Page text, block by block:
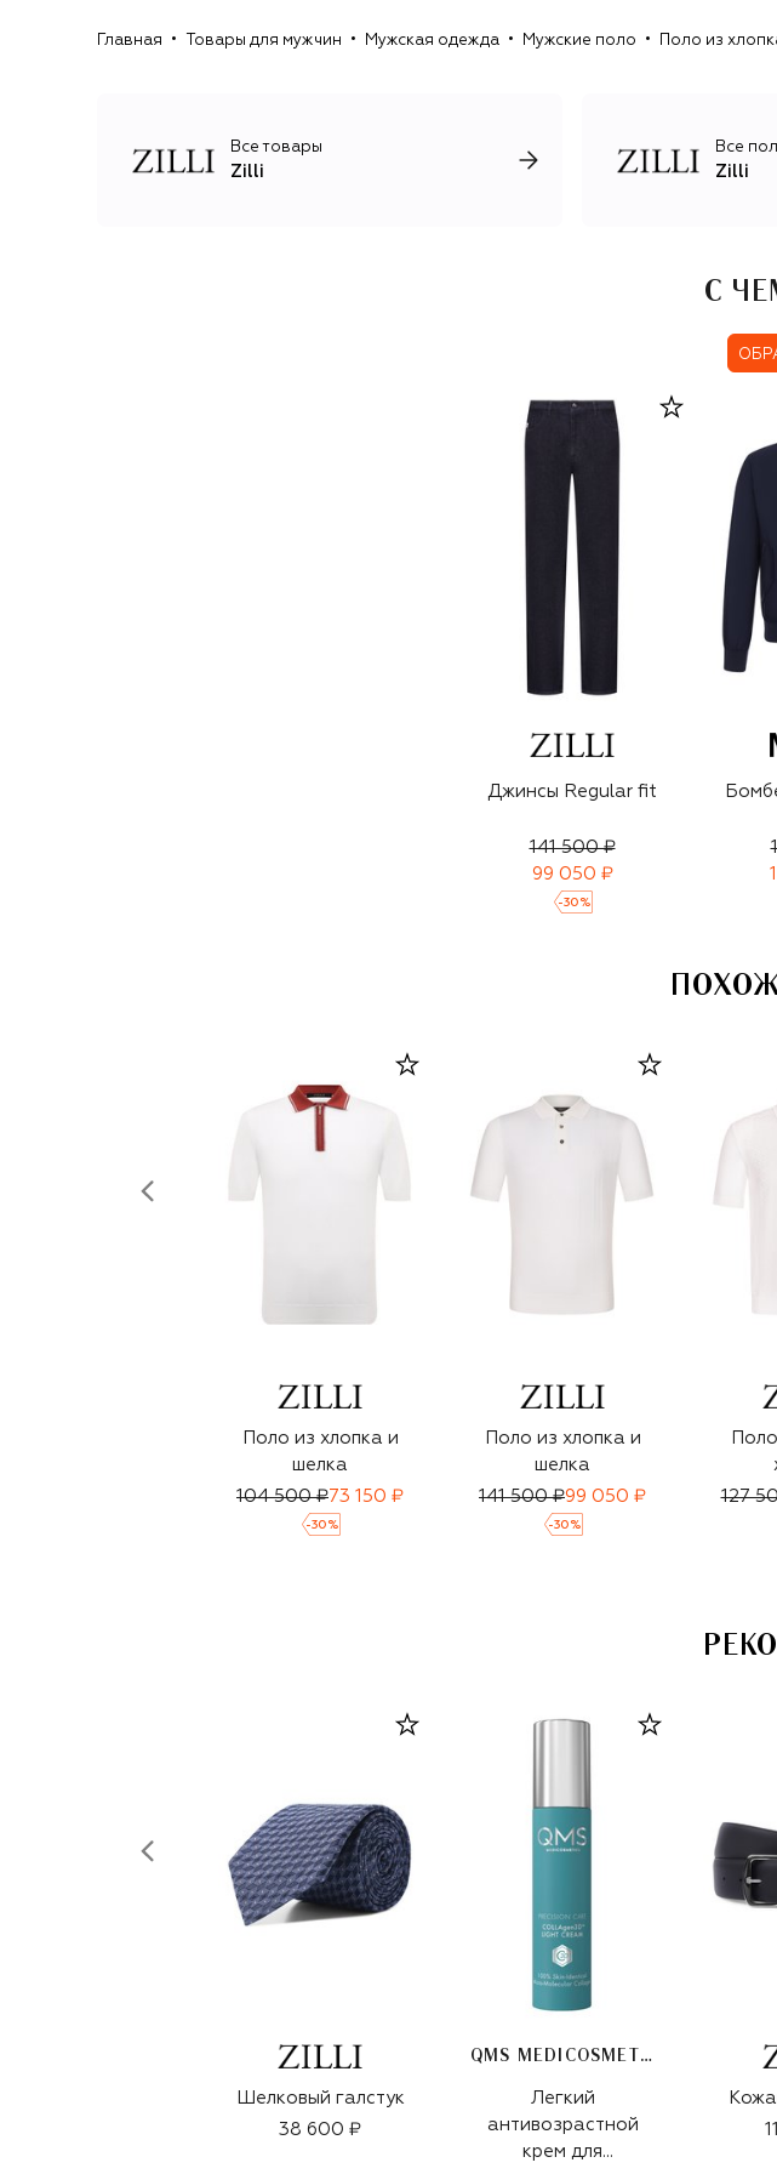
Главная Товары для мужчин Мужская одежда Мужские поло Поло из
Все товары
Zilli
Все
Zilli
С
Джинсы Regular fit
141 500 ₽
99 050 ₽
-30 %
Поло из хлопка и
шелка
104 500 ₽73 150 ₽
-30 %
Поло из хлопка и
шелка
141 500 ₽99 050 ₽
-30 %
127
Шелковый галстук
38 600 ₽
QMS MEDICOSMETICS
Легкий
антивозрастной
крем для